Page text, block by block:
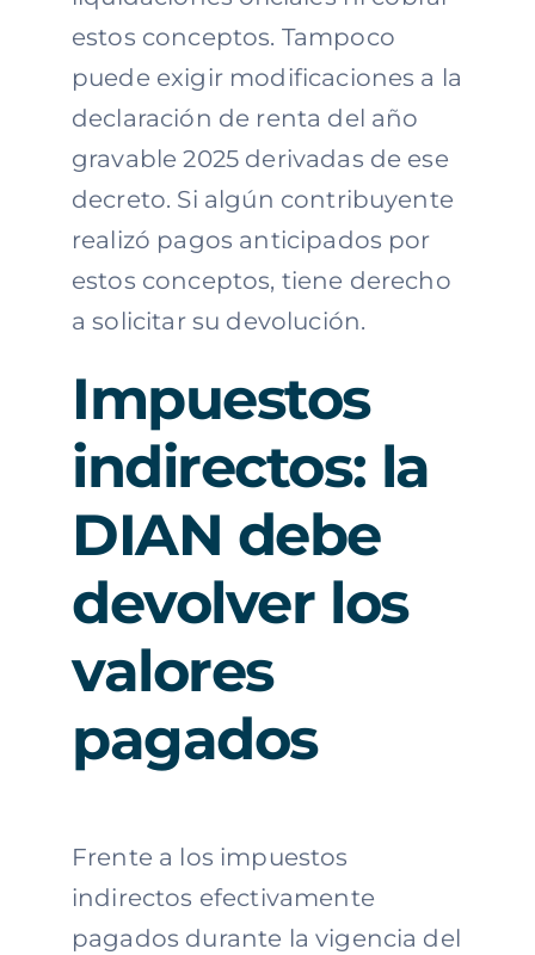
estos conceptos. Tampoco
puede exigir modificaciones a la
declaración de renta del año
gravable 2025 derivadas de ese
decreto. Si algún contribuyente
realizó pagos anticipados por
estos conceptos, tiene derecho
a solicitar su devolución.
Impuestos
indirectos: la
DIAN debe
devolver los
valores
pagados
Frente a los impuestos
indirectos efectivamente
pagados durante la vigencia del